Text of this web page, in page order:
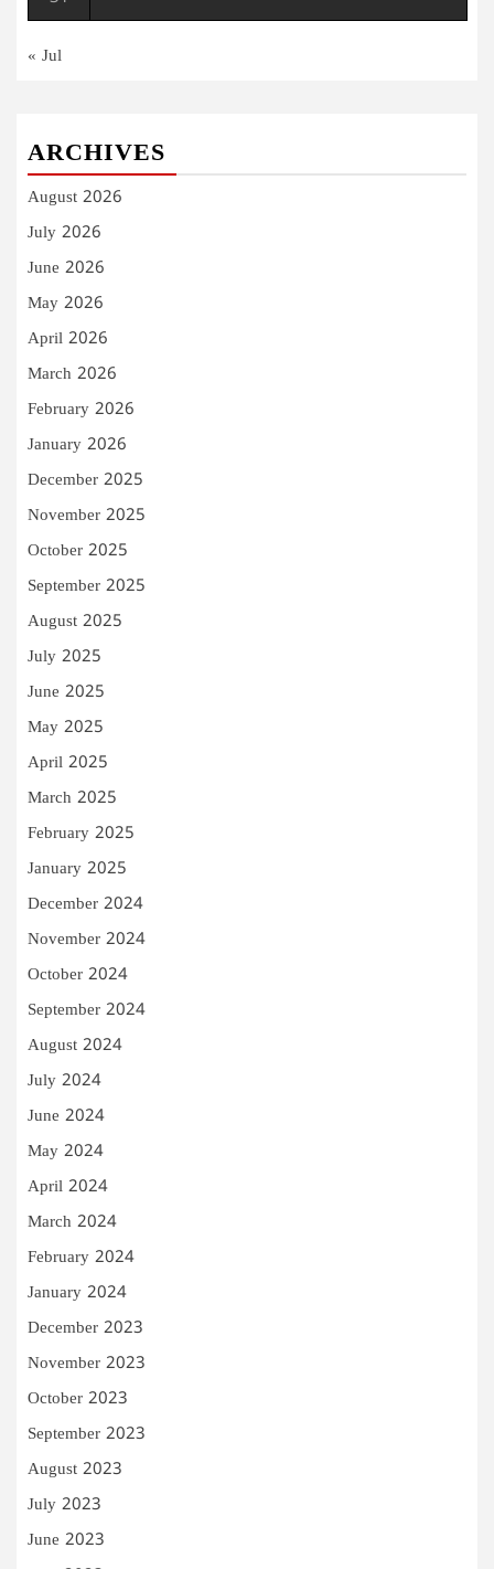
« Jul
ARCHIVES
August 2026
July 2026
June 2026
May 2026
April 2026
March 2026
February 2026
January 2026
December 2025
November 2025
October 2025
September 2025
August 2025
July 2025
June 2025
May 2025
April 2025
March 2025
February 2025
January 2025
December 2024
November 2024
October 2024
September 2024
August 2024
July 2024
June 2024
May 2024
April 2024
March 2024
February 2024
January 2024
December 2023
November 2023
October 2023
September 2023
August 2023
July 2023
June 2023